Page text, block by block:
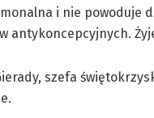
i nie powoduje
antykoncepcyjnych.
szefa